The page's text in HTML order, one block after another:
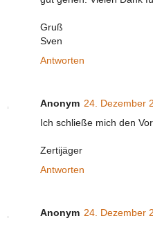
Gruß
Sven
Antworten
Anonym 24. Dezember
Ich schließe mich den
Zertijäger
Antworten
Anonym 24. Dezember